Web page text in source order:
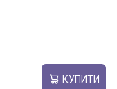
КУПИТИ